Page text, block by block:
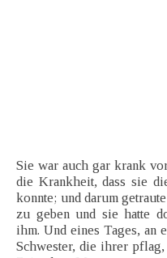
Sie war auch gar krank
die Krankheit, dass sie
konnte; und darum
zu geben und sie hatte
ihm. Und eines Tages, an
Schwester, die ihrer